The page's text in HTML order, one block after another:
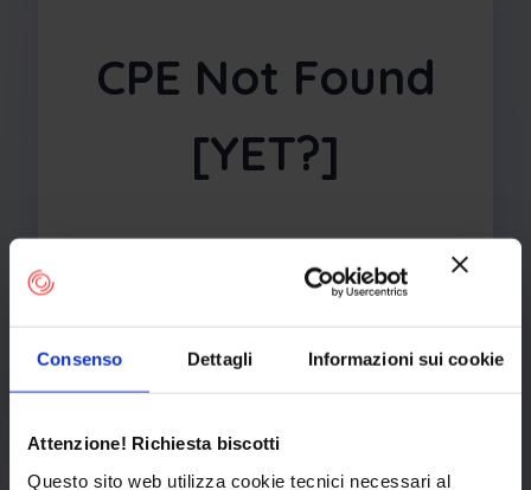
Consenso Dettagli Informazioni sui cookie
Attenzione! Richiesta biscotti
Questo sito web utilizza cookie tecnici necessari al
CPE Not Found
[YET?]
The requested CPE could not be found
in our database. It may have been
removed or the identifier might be
incorrect.
Browse All CPEs